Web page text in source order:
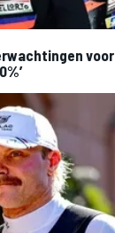
voor